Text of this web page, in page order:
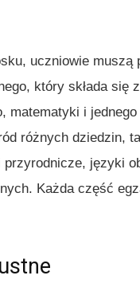
uczniowie muszą
który składa się
matematyki i
różnych dziedzin,
przyrodnicze, języki
Każda część